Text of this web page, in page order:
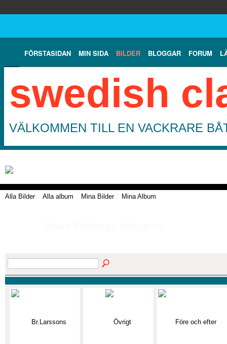
FÖRSTASIDAN MIN SIDA BILDER BLOGGAR FORUM
swedish
VÄLKOMMEN TILL EN VACKRARE
Alla Bilder Alla album Mina Bilder Mina Album